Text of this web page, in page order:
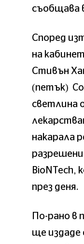
съобщава
Според
на
Стивън
(петък)
светлина
накарала
BioNTech,
през деня.
По-рано в
ще издаде